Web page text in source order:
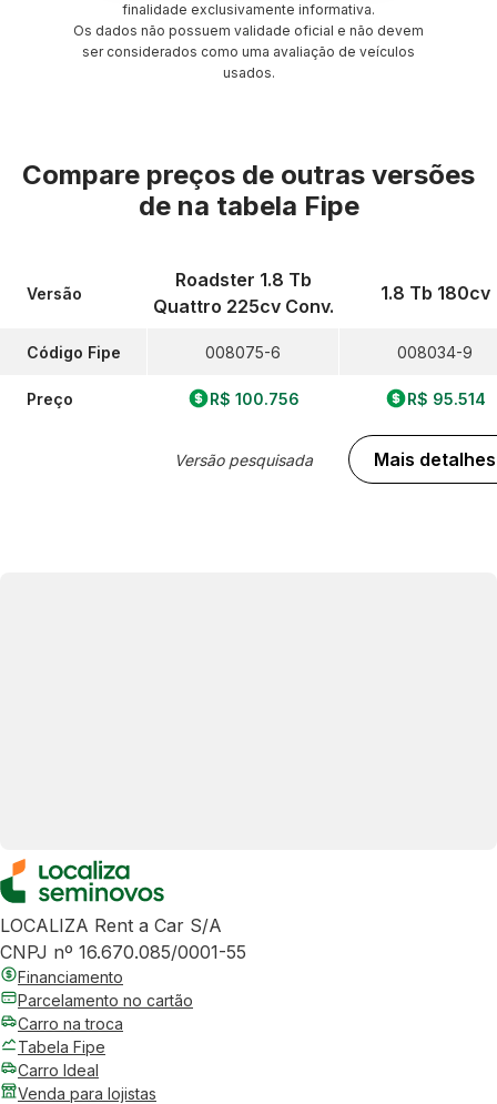
finalidade exclusivamente informativa.
Os dados não possuem validade oficial e não devem
ser considerados como uma avaliação de veículos
usados.
Compare preços de outras versões
de na tabela Fipe
Versão
Código Fipe
Preço
Roadster 1.8 Tb
Quattro 225cv Conv.
008075-6
R$ 100.756
Versão pesquisada
1.8 Tb 180cv
008034-9
R$ 95.514
Mais detalhes
LOCALIZA Rent a Car S/A
CNPJ nº 16.670.085/0001-55
Financiamento
Parcelamento no cartão
Carro na troca
Tabela Fipe
Carro Ideal
Venda para lojistas